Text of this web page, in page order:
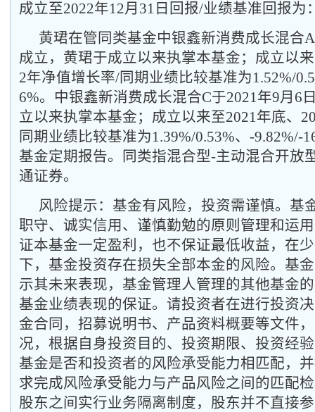
成立至2022年12月31日回报/业绩基准回报为
黄珺在管同类基金中银鑫新消费成长混合
成立，黄珺于成立以来执掌本基金；成立以
2年净值增长率/同期业绩比较基准为1.52%/
6%。中银鑫新消费成长混合C于2021年9月6
立以来执掌本基金；成立以来至2021年底、
同期业绩比较基准为1.39%/0.53%、-9.82%/-
基金定期报告。同类指混合型-主动混合开放
通证券。
风险提示：基金有风险，投资需谨慎。基
职守、诚实信用、谨慎勤勉的原则管理和运
证本基金一定盈利，也不保证最低收益，在
下，基金投资存在损失全部本金的风险。基
示其未来表现，基金管理人管理的其他基金
基金业绩表现的保证。请投资者在进行投资
金合同，招募说明书、产品资料概要等文件
况，根据自身投资目的、投资期限、投资经
基金是否和投资者的风险承受能力相匹配，
求完成风险承受能力与产品风险之间的匹配
股东之间实行业务隔离制度，股东并不直接